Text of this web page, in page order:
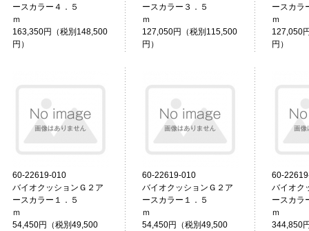
ースカラー４．５
ｍ
163,350円（税別148,500
円）
ースカラー３．５
ｍ
127,050円（税別115,500
円）
ースカラ
127,050
円）
60-22619-010
バイオクッションＧ２ア
ースカラー１．５
ｍ
54,450円（税別49,500
60-22619-010
バイオクッションＧ２ア
ースカラー１．５
ｍ
54,450円（税別49,500
60-
バイオク
ースカラ
344,850